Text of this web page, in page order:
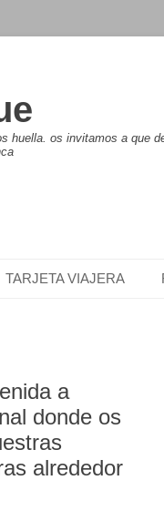
huella. os invitamos a que
TARJETA VIAJERA
a
donde os
alrededor